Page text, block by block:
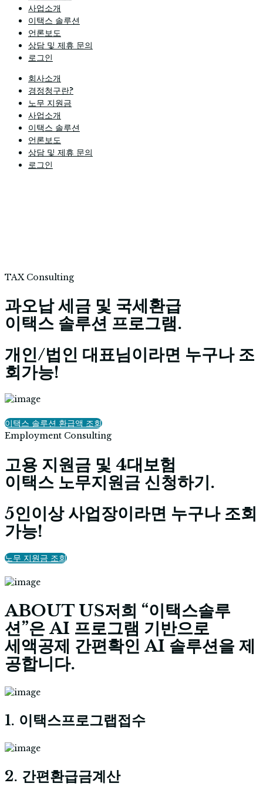
사업소개
이택스 솔루션
언론보도
상담 및 제휴 문의
로그인
회사소개
경정청구란?
노무 지원금
사업소개
이택스 솔루션
언론보도
상담 및 제휴 문의
로그인
TAX Consulting
과오납 세금 및 국세환급
이택스 솔루션 프로그램.
개인/법인 대표님이라면 누구나 조
회가능!
이택스 솔루션 환급액 조회
Employment Consulting
고용 지원금 및 4대보험 ​
이택스 노무지원금 신청하기.
5인이상 사업장이라면 누구나 조회
가능!​
노무 지원금 조회
ABOUT US저희 “이택스솔루
션”은 AI 프로그램 기반으로
세액공제 간편확인 AI 솔루션을 제
공합니다.
1. 이택스프로그랩접수
2. 간편환급금계산